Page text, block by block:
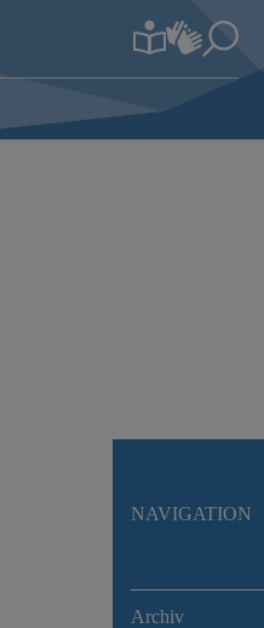
NAVIGATION
Archiv